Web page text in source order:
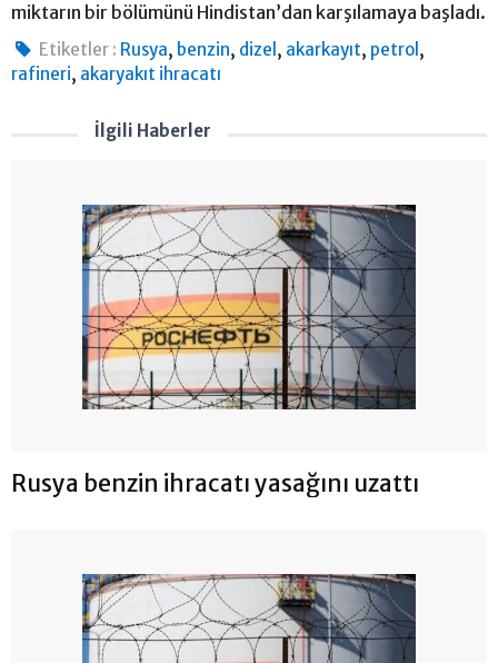
miktarın bir bölümünü Hindistan’dan karşılamaya başladı.
Etiketler : Rusya, benzin, dizel , akarkayıt, petrol ,
rafineri, akaryakıt ihracatı
İlgili Haberler
Rusya benzin ihracatı yasağını uzattı